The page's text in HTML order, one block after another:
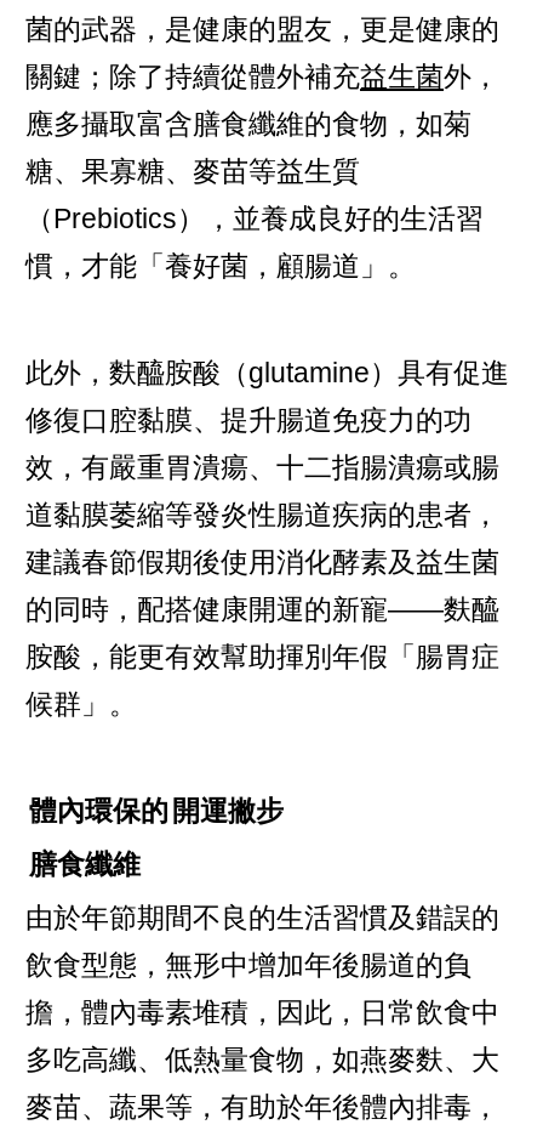
菌的武器，是健康的盟友，更是健康的
關鍵；除了持續從體外補充益生菌外，
應多攝取富含膳食纖維的食物，如菊
糖、果寡糖、麥苗等益生質
（Prebiotics），並養成良好的生活習
慣，才能「養好菌，顧腸道」。
此外，麩醯胺酸（glutamine）具有促進
修復口腔黏膜、提升腸道免疫力的功
效，有嚴重胃潰瘍、十二指腸潰瘍或腸
道黏膜萎縮等發炎性腸道疾病的患者，
建議春節假期後使用消化酵素及益生菌
的同時，配搭健康開運的新寵——麩醯
胺酸，能更有效幫助揮別年假「腸胃症
候群」。
體內環保的 開運撇步
膳食纖維
由於年節期間不良的生活習慣及錯誤的
飲食型態，無形中增加年後腸道的負
擔，體內毒素堆積，因此，日常飲食中
多吃高纖、低熱量食物，如燕麥麩、大
麥苗、蔬果等，有助於年後體內排毒，